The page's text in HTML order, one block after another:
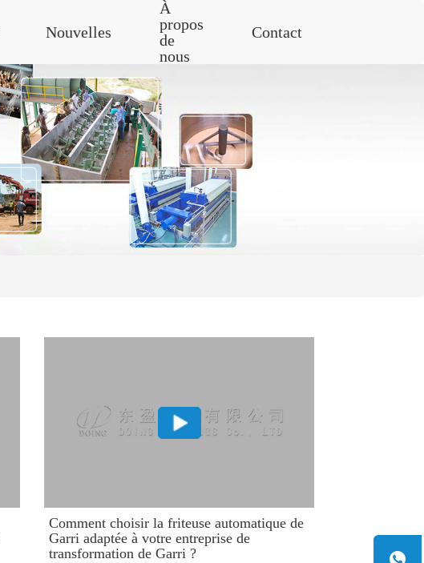
Nouvelles
À
propos
de
nous
Contact
Comment choisir la friteuse automatique de
Garri adaptée à votre entreprise de
transformation de Garri ?